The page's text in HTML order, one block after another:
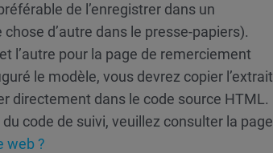
de l’enregistrer dans un
d’autre dans le presse-papiers).
l’autre pour la page de remerciement
le modèle, vous devrez copier l’extrait
directement dans le code source HTML.
code de suivi, veuillez consulter la page
web ?